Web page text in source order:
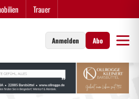
Trauer
Anmelden Abo